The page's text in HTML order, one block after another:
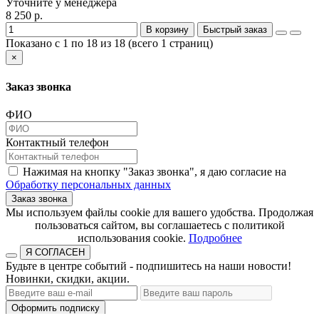
Уточните у менеджера
8 250 р.
В корзину Быстрый заказ
Показано с 1 по 18 из 18 (всего 1 страниц)
×
Заказ звонка
ФИО
Контактный телефон
Нажимая на кнопку "Заказ звонка", я даю согласие на
Обработку персональных данных
Заказ звонка
​​​​​​​Мы используем файлы cookie для вашего удобства. Продолжая
пользоваться сайтом, вы соглашаетесь с политикой
использования cookie.​​​​​​​ Подробнее
Я СОГЛАСЕН
Будьте в центре событий - подпишитесь на наши новости!
Новинки, скидки, акции.
Оформить подписку